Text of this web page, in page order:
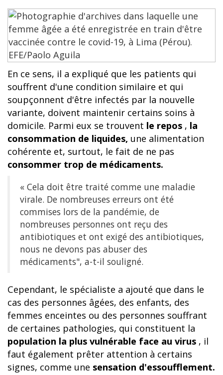
En ce sens, il a expliqué que les patients qui
souffrent d'une condition similaire et qui
soupçonnent d'être infectés par la nouvelle
variante, doivent maintenir certains soins à
domicile. Parmi eux se trouvent le repos , la
consommation de liquides, une alimentation
cohérente et, surtout, le fait de ne pas
consommer trop de médicaments.
« Cela doit être traité comme une maladie
virale. De nombreuses erreurs ont été
commises lors de la pandémie, de
nombreuses personnes ont reçu des
antibiotiques et ont exigé des antibiotiques,
nous ne devons pas abuser des
médicaments", a-t-il souligné.
Cependant, le spécialiste a ajouté que dans le
cas des personnes âgées, des enfants, des
femmes enceintes ou des personnes souffrant
de certaines pathologies, qui constituent la
population la plus vulnérable face au virus , il
faut également prêter attention à certains
signes, comme une sensation d'essoufflement.